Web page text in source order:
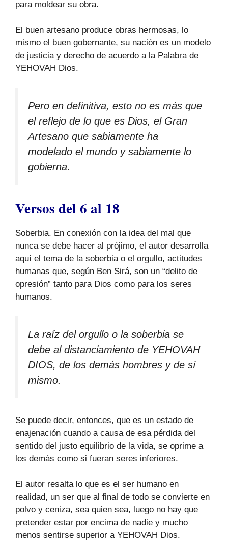
para moldear su obra.
El buen artesano produce obras hermosas, lo
mismo el buen gobernante, su nación es un modelo
de justicia y derecho de acuerdo a la Palabra de
YEHOVAH Dios.
Pero en definitiva, esto no es más que
el reflejo de lo que es Dios, el Gran
Artesano que sabiamente ha
modelado el mundo y sabiamente lo
gobierna.
Versos del 6 al 18
Soberbia. En conexión con la idea del mal que
nunca se debe hacer al prójimo, el autor desarrolla
aquí el tema de la soberbia o el orgullo, actitudes
humanas que, según Ben Sirá, son un “delito de
opresión” tanto para Dios como para los seres
humanos.
La raíz del orgullo o la soberbia se
debe al distanciamiento de YEHOVAH
DIOS, de los demás hombres y de sí
mismo.
Se puede decir, entonces, que es un estado de
enajenación cuando a causa de esa pérdida del
sentido del justo equilibrio de la vida, se oprime a
los demás como si fueran seres inferiores.
El autor resalta lo que es el ser humano en
realidad, un ser que al final de todo se convierte en
polvo y ceniza, sea quien sea, luego no hay que
pretender estar por encima de nadie y mucho
menos sentirse superior a YEHOVAH Dios.